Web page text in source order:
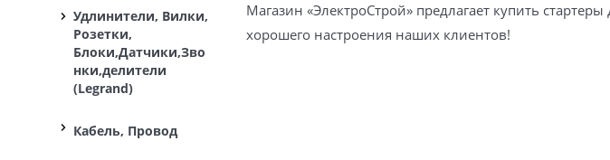
Удлинители, Вилки,
Розетки,
Блоки,Датчики,Зво
нки,делители
(Legrand)
Кабель, Провод
Магазин «ЭлектроСтрой» предлагает купить
хорошего настроения наших клиентов!